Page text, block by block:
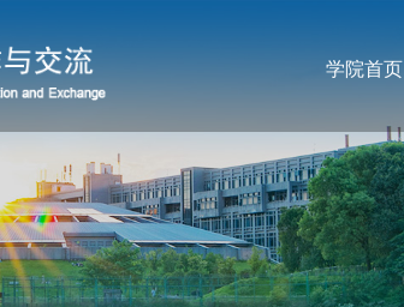
学院首页